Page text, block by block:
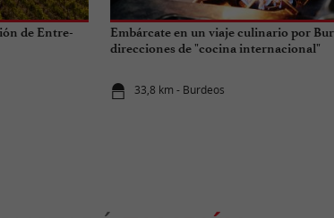
de Entre-
Embárcate en un viaje culinario por
direcciones de "cocina internacional"
33,8 km - Burdeos